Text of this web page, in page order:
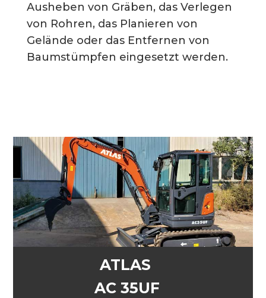
Ausheben von Gräben, das Verlegen
von Rohren, das Planieren von
Gelände oder das Entfernen von
Baumstümpfen eingesetzt werden.
ATLAS
AC 35UF